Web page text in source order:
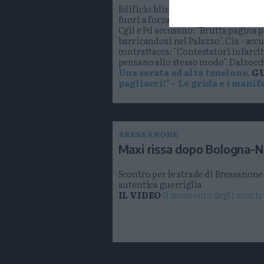
Edificio blindato da agenti in
fuori a forza e caricati dalle forze
Cgil e Pd accusano: "Brutta
barricandosi nel Palazzo". Cia -
contrattacca: "Contestatori
pensano allo stesso modo".
Una serata ad alta tensione.
pagliacci!" - Le grida e i
BRESSANONE
Maxi rissa dopo Bologna-
Scontro per le strade di
autentica guerriglia
IL VIDEOIl momento degli